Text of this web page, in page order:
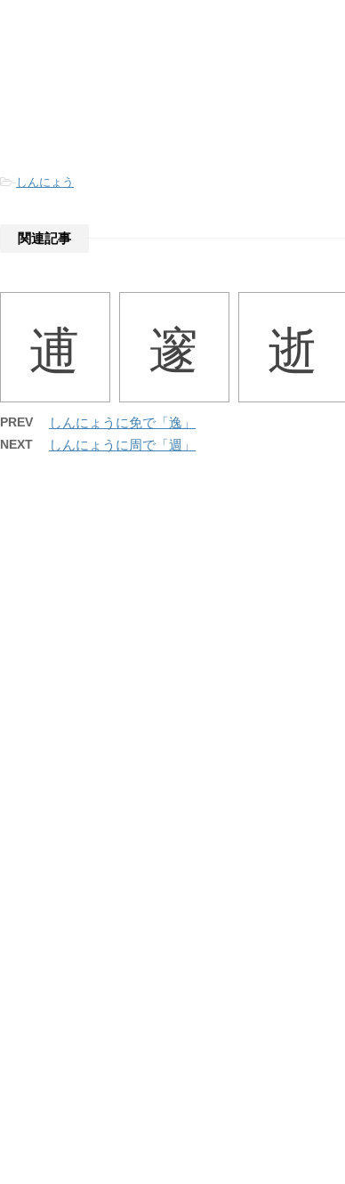
-しんにょう
関連記事
逋 邃 逝
PREV しんにょうに免で「逸」
NEXT しんにょうに周で「週」